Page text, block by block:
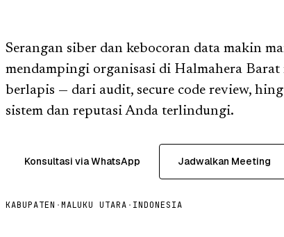
Serangan siber dan kebocoran data makin
mendampingi organisasi di Halmahera
berlapis — dari audit, secure code review,
sistem dan reputasi Anda terlindungi.
Konsultasi via WhatsApp Jadwalkan Meeting
KABUPATEN ·MALUKU UTARA · INDONESIA